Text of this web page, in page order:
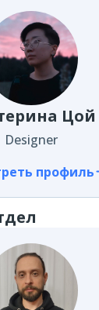
Цой
Designer
профиль